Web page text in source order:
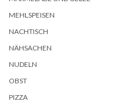
MEHLSPEISEN
NACHTISCH
NÄHSACHEN
NUDELN
OBST
PIZZA